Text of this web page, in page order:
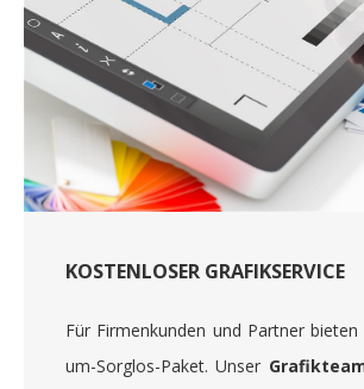
KOSTENLOSER GRAFIKSERVICE
Für Firmenkunden und Partner
um-Sorglos-Paket. Unser